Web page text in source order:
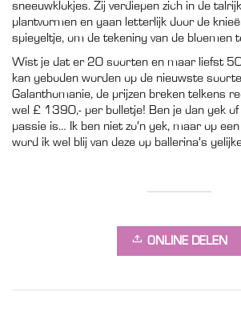
sneeuwklokjes. Zij verdiepen zich in de
plantvormen en gaan letterlijk door de
spiegeltje, om de tekening van de bloemen
Wist je dat er 20 soorten en maar liefst
kan geboden worden op de nieuwste
Galanthomanie, de prijzen breken telkens
wel £ 1390,- per bolletje! Ben je dan gek of
passie is… Ik ben niet zo’n gek, maar op
word ik wel blij van deze op ballerina’s
ONLINE DELEN